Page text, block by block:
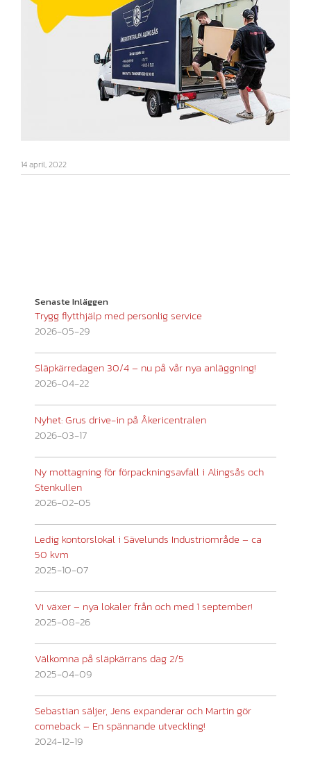
14 april, 2022
Senaste Inläggen
Trygg flytthjälp med personlig service
2026-05-29
Släpkärredagen 30/4 – nu på vår nya anläggning!
2026-04-22
Nyhet: Grus drive-in på Åkericentralen
2026-03-17
Ny mottagning för förpackningsavfall i Alingsås och
Stenkullen
2026-02-05
Ledig kontorslokal i Sävelunds Industriområde – ca
50 kvm
2025-10-07
Vi växer – nya lokaler från och med 1 september!
2025-08-26
Välkomna på släpkärrans dag 2/5
2025-04-09
Sebastian säljer, Jens expanderar och Martin gör
comeback – En spännande utveckling!
2024-12-19